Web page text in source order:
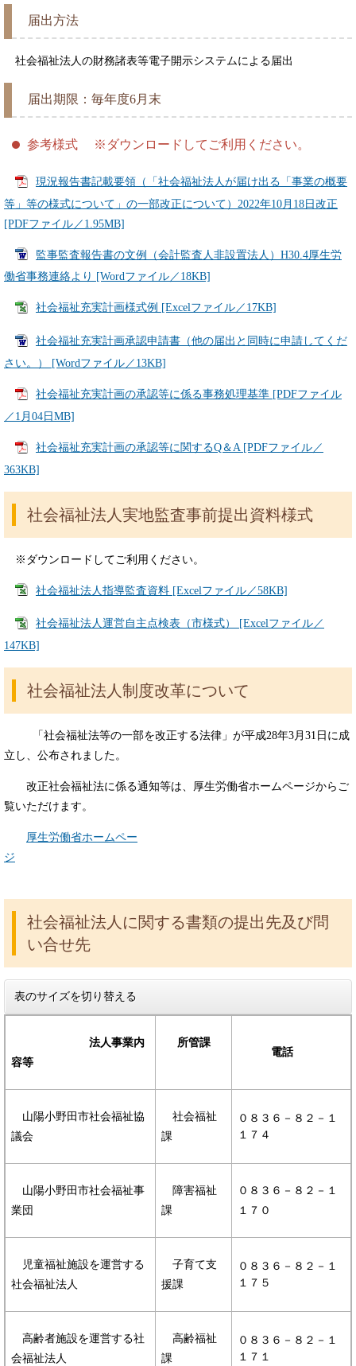
届出方法
社会福祉法人の財務諸表等電子開示システムによる届出
届出期限：毎年度6月末
参考様式 ※ダウンロードしてご利用ください。
現況報告書記載要領（「社会福祉法人が届け出る「事業の概要
等」等の様式について」の一部改正について）2022年10月18日改正
[PDFファイル／1.95MB]
監事監査報告書の文例（会計監査人非設置法人）H30.4厚生労
働省事務連絡より [Wordファイル／18KB]
社会福祉充実計画様式例 [Excelファイル／17KB]
社会福祉充実計画承認申請書（他の届出と同時に申請してくだ
さい。） [Wordファイル／13KB]
社会福祉充実計画の承認等に係る事務処理基準 [PDFファイル
／1月04日MB]
社会福祉充実計画の承認等に関するQ＆A [PDFファイル／
363KB]
社会福祉法人実地監査事前提出資料様式
※ダウンロードしてご利用ください。
社会福祉法人指導監査資料 [Excelファイル／58KB]
社会福祉法人運営自主点検表（市様式） [Excelファイル／
147KB]
社会福祉法人制度改革について
「社会福祉法等の一部を改正する法律」が平成28年3月31日に成
立し、公布されました。
改正社会福祉法に係る通知等は、厚生労働省ホームページからご
覧いただけます。
厚生労働省ホームペー
ジ
社会福祉法人に関する書類の提出先及び問
い合せ先
表のサイズを切り替える
法人事業内
容等
所管課
電話
山陽小野田市社会福祉協
議会
社会福祉
課
０８３６－８２－１
１７４
山陽小野田市社会福祉事
業団
障害福祉
課
０８３６－８２－１
１７０
児童福祉施設を運営する
社会福祉法人
子育て支
援課
０８３６－８２－１
１７５
高齢者施設を運営する社
会福祉法人
高齢福祉
課
０８３６－８２－１
１７１